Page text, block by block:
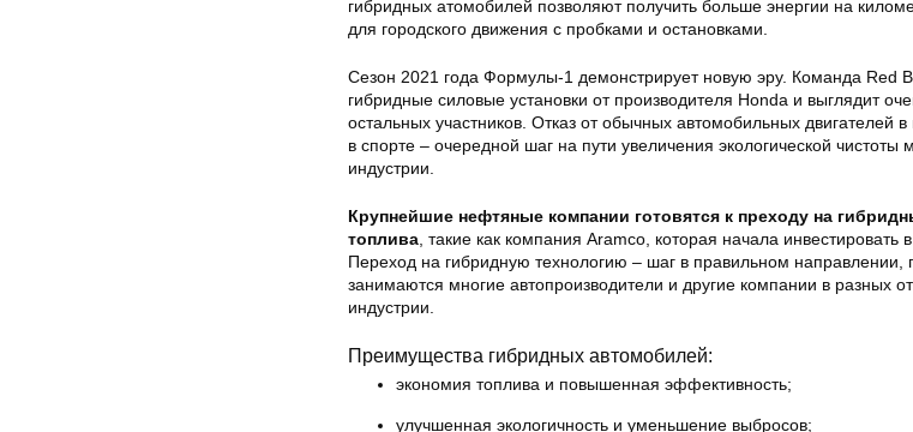
гибридных атомобилей позволяют получить больше энергии на
для городского движения с пробками и остановками.
Сезон 2021 года Формулы-1 демонстрирует новую эру. Команда Red
гибридные силовые установки от производителя Honda и выглядит
остальных участников. Отказ от обычных автомобильных двигателей в
в спорте – очередной шаг на пути увеличения экологической чистоты
индустрии.
Крупнейшие нефтяные компании готовятся к преходу на
топлива , такие как компания Aramco, которая начала инвестировать
Переход на гибридную технологию – шаг в правильном направлении,
занимаются многие автопроизводители и другие компании в разных
индустрии.
Преимущества гибридных автомобилей:
экономия топлива и повышенная эффективность;
улучшенная экологичность и уменьшение выбросов;